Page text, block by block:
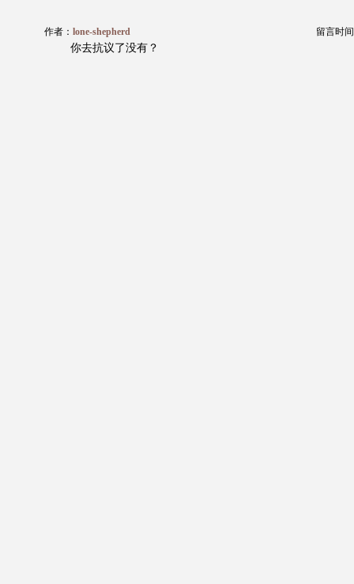
作者： lone-shepherd 留言时
你去抗议了没有？